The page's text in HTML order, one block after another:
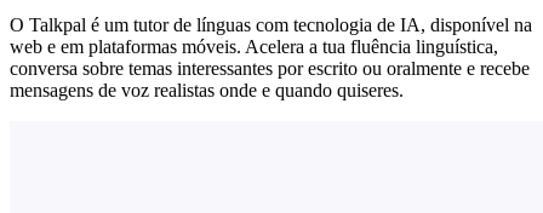
O Talkpal é um tutor de línguas com tecnologia de IA, disponível na
web e em plataformas móveis. Acelera a tua fluência linguística,
conversa sobre temas interessantes por escrito ou oralmente e recebe
mensagens de voz realistas onde e quando quiseres.